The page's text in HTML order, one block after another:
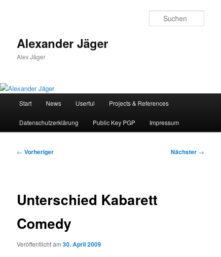
Alexander Jäger
Alex Jäger
Start News Userful Projects & References
Datenschutzerklärung Public Key PGP Impressum
Beitragsnavigation
← Vorheriger Nächster →
Unterschied Kabarett
Comedy
Veröffentlicht am30. April 2009